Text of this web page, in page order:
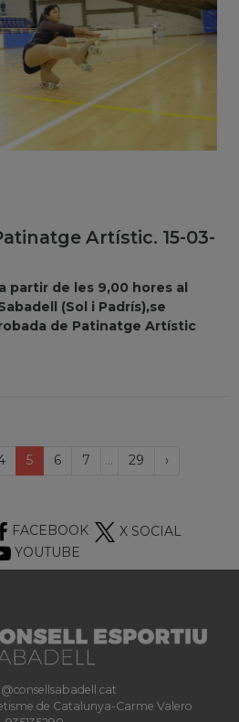
Artístic. 15-03-
partir de les 9,00 hores al
(Sol i Padrís),se
de Patinatge Artístic
5(current)
6 7 ... 29 ›Próxima
FACEBOOK
X SOCIAL
YOUTUBE
de Catalunya-Carme Valero